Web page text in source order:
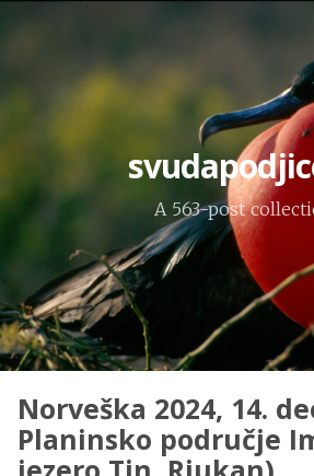
A 563-post
Norveška 2024, 14.
Planinsko područje